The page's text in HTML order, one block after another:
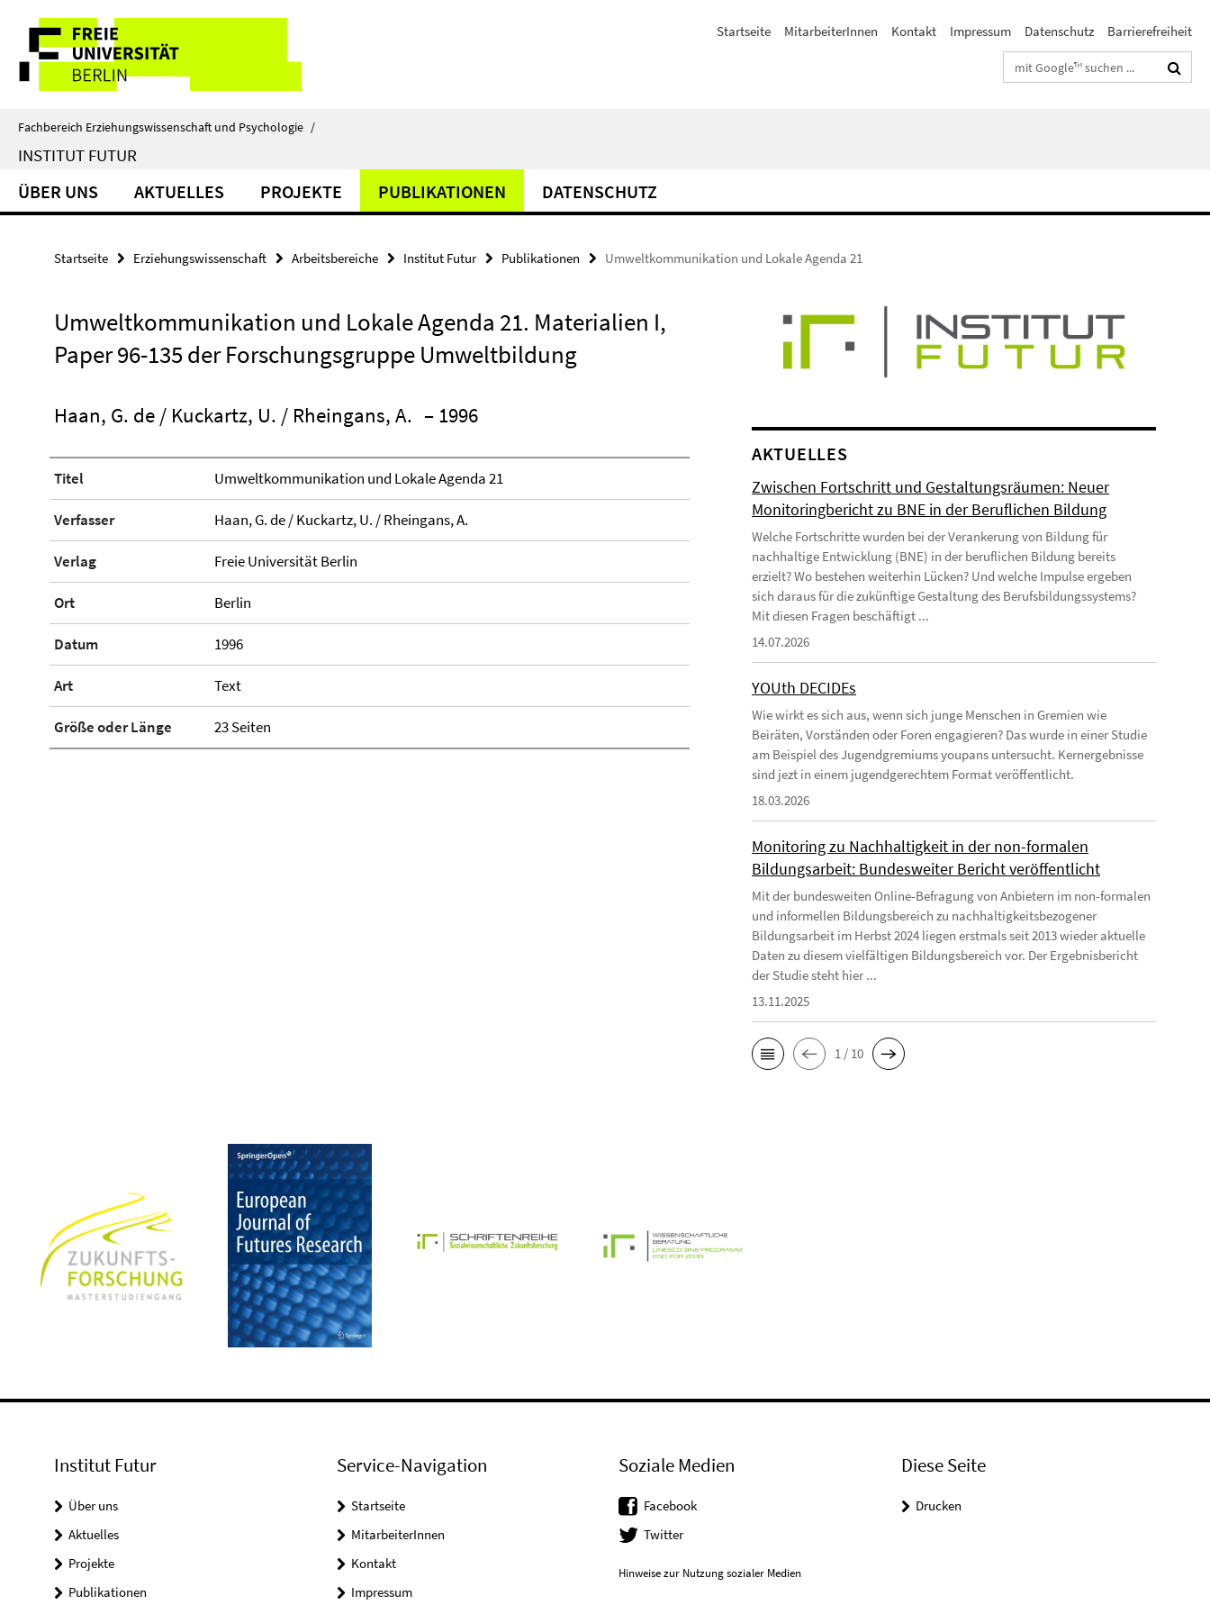
direkt
Inhalt
Service-
Navigation
Startseite MitarbeiterInnen Kontakt Impressum Datenschutz
Barrierefreiheit
Suchbegriffe
Fachbereich Erziehungswissenschaft und Psychologie /
INSTITUT FUTUR
ÜBER UNS AKTUELLES PROJEKTE PUBLIKATIONEN DATENSCHUTZ
Startseite Erziehungswissenschaft Arbeitsbereiche Institut Futur Publikationen Umweltkommunikation und Lokale Agenda 21
Umweltkommunikation und Lokale Agenda 21. Materialien I,
Paper 96-135 der Forschungsgruppe Umweltbildung
Haan, G. de / Kuckartz, U. / Rheingans, A. – 1996
Titel Umweltkommunikation und Lokale Agenda 21
Verfasser Haan, G. de / Kuckartz, U. / Rheingans, A.
Verlag Freie Universität Berlin
Ort Berlin
Datum 1996
Art Text
Größe oder Länge 23 Seiten
AKTUELLES
Zwischen Fortschritt und Gestaltungsräumen: Neuer
Monitoringbericht zu BNE in der Beruflichen Bildung
Welche Fortschritte wurden bei der Verankerung von Bildung für
nachhaltige Entwicklung (BNE) in der beruflichen Bildung bereits
erzielt? Wo bestehen weiterhin Lücken? Und welche Impulse ergeben
sich daraus für die zukünftige Gestaltung des Berufsbildungssystems?
Mit diesen Fragen beschäftigt ...
14.07.2026
YOUth DECIDEs
Wie wirkt es sich aus, wenn sich junge Menschen in Gremien wie
Beiräten, Vorständen oder Foren engagieren? Das wurde in einer Studie
am Beispiel des Jugendgremiums youpans untersucht. Kernergebnisse
sind jezt in einem jugendgerechtem Format veröffentlicht.
18.03.2026
Monitoring zu Nachhaltigkeit in der non-formalen
Bildungsarbeit: Bundesweiter Bericht veröffentlicht
Mit der bundesweiten Online-Befragung von Anbietern im non-formalen
und informellen Bildungsbereich zu nachhaltigkeitsbezogener
Bildungsarbeit im Herbst 2024 liegen erstmals seit 2013 wieder aktuelle
Daten zu diesem vielfältigen Bildungsbereich vor. Der Ergebnisbericht
der Studie steht hier ...
13.11.2025
1 / 10
Institut Futur
Über uns
Aktuelles
Projekte
Publikationen
Service-Navigation
Startseite
MitarbeiterInnen
Kontakt
Impressum
Soziale Medien
Facebook
Twitter
Hinweise zur Nutzung sozialer Medien
Diese Seite
Drucken